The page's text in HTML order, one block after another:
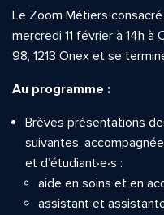
Le Zoom Métiers
mercredi 11 février à 14h
98, 1213 Onex et se
Au programme :
Brèves présentations
suivantes,
et d’étudiant∙e∙s :
aide en soins et en
assistant et